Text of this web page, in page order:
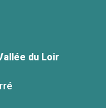
du Loir